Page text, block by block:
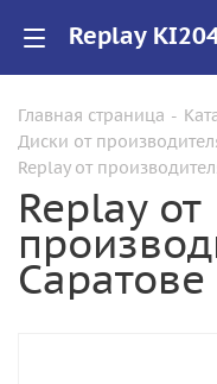
Главная страница -
Диски от
Replay от
Replay от
Саратове